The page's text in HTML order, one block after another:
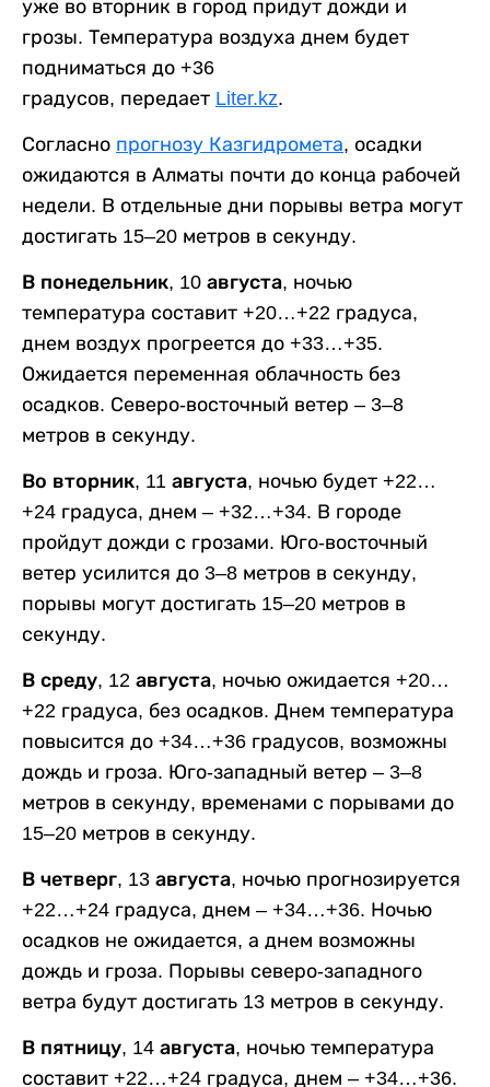
уже во вторник в город придут дожди и
грозы. Температура воздуха днем будет
подниматься до +36
градусов, передает Liter.kz.
Согласно прогнозу Казгидромета, осадки
ожидаются в Алматы почти до конца рабочей
недели. В отдельные дни порывы ветра могут
достигать 15–20 метров в секунду.
В понедельник, 10 августа, ночью
температура составит +20…+22 градуса,
днем воздух прогреется до +33…+35.
Ожидается переменная облачность без
осадков. Северо-восточный ветер – 3–8
метров в секунду.
Во вторник, 11 августа, ночью будет +22…
+24 градуса, днем – +32…+34. В городе
пройдут дожди с грозами. Юго-восточный
ветер усилится до 3–8 метров в секунду,
порывы могут достигать 15–20 метров в
секунду.
В среду, 12 августа, ночью ожидается +20…
+22 градуса, без осадков. Днем температура
повысится до +34…+36 градусов, возможны
дождь и гроза. Юго-западный ветер – 3–8
метров в секунду, временами с порывами до
15–20 метров в секунду.
В четверг, 13 августа, ночью прогнозируется
+22…+24 градуса, днем – +34…+36. Ночью
осадков не ожидается, а днем возможны
дождь и гроза. Порывы северо-западного
ветра будут достигать 13 метров в секунду.
В пятницу, 14 августа, ночью температура
составит +22…+24 градуса, днем – +34…+36.